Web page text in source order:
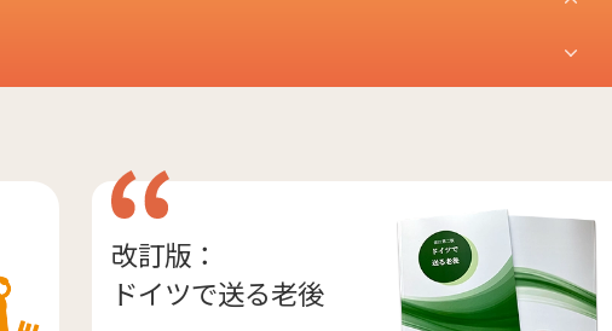
改訂版：
ドイツで送る老後